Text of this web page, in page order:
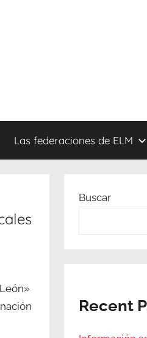
Las federaciones de ELM
Buscar
Recent